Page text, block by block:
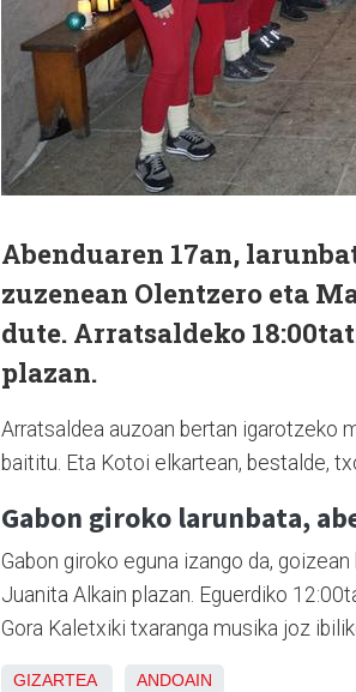
Abenduaren 17an,
zuzenean Olentzero eta
dute. Arratsaldeko
plazan.
Arratsaldea auzoan bertan igarotzeko
baititu. Eta Kotoi elkartean, bestalde,
Gabon giroko larunbata,
Gabon giroko eguna izango da,
Juanita Alkain plazan. Eguerdiko
Gora Kaletxiki txaranga musika joz
GIZARTEA ANDOAIN